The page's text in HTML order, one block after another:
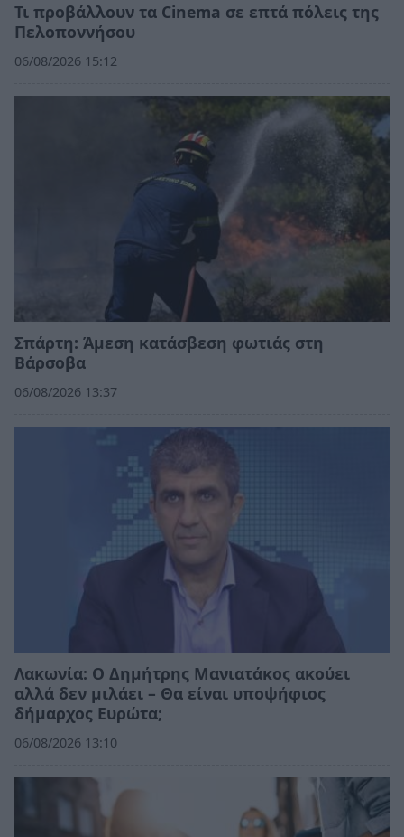
Τι προβάλλουν τα Cinema σε επτά πόλεις της
Πελοποννήσου
06/08/2026 15:12
Σπάρτη: Άμεση κατάσβεση φωτιάς στη
Βάρσοβα
06/08/2026 13:37
Λακωνία: Ο Δημήτρης Μανιατάκος ακούει
αλλά δεν μιλάει – Θα είναι υποψήφιος
δήμαρχος Ευρώτα;
06/08/2026 13:10